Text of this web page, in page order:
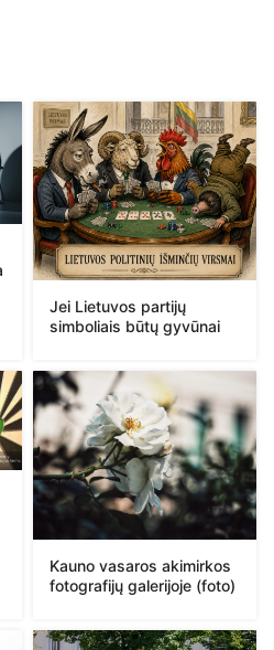
Jei Lietuvos partijų
simboliais būtų gyvūnai
Kauno vasaros akimirkos
fotografijų galerijoje (foto)